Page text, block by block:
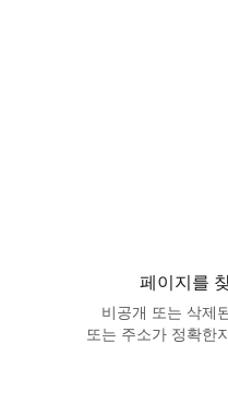
페이지를
비공개 또는 삭제
또는 주소가 정확한